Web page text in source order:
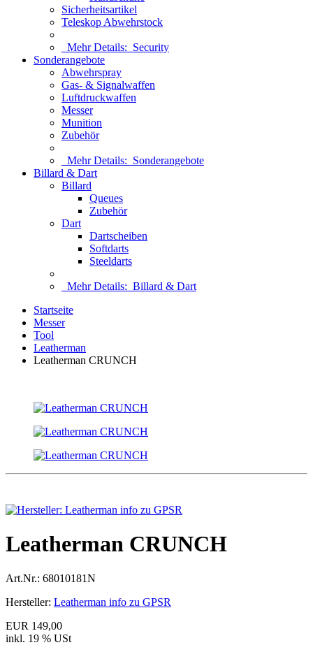
Sicherheitsartikel
Teleskop Abwehrstock
Mehr Details: Security
Sonderangebote
Abwehrspray
Gas- & Signalwaffen
Luftdruckwaffen
Messer
Munition
Zubehör
Mehr Details: Sonderangebote
Billard & Dart
Billard
Queues
Zubehör
Dart
Dartscheiben
Softdarts
Steeldarts
Mehr Details: Billard & Dart
Startseite
Messer
Tool
Leatherman
Leatherman CRUNCH
Leatherman CRUNCH
Art.Nr.: 68010181N
Hersteller: Leatherman info zu GPSR
EUR 149,00
inkl. 19 % USt